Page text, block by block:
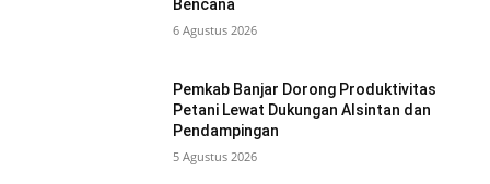
Bencana
6 Agustus 2026
Pemkab Banjar Dorong Produktivitas
Petani Lewat Dukungan Alsintan dan
Pendampingan
5 Agustus 2026